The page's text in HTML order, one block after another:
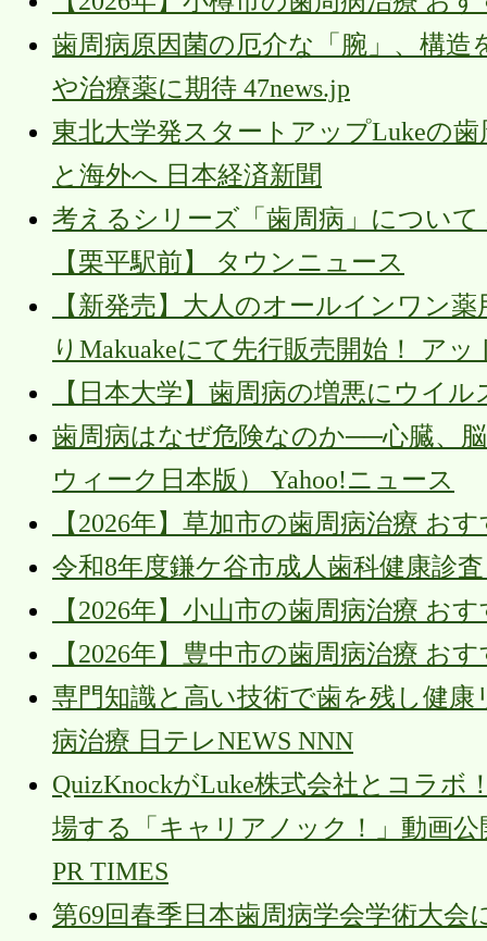
歯周病原因菌の厄介な「腕」、構
や治療薬に期待 47news.jp
東北大学発スタートアップLukeの
と海外へ 日本経済新聞
考えるシリーズ「歯周病」につい
【栗平駅前】 タウンニュース
【新発売】大人のオールインワン
りMakuakeにて先行販売開始！ ア
【日本大学】歯周病の増悪にウイ
歯周病はなぜ危険なのか──心臓、
ウィーク日本版） Yahoo!ニュース
【2026年】草加市の歯周病治療 お
令和8年度鎌ケ谷市成人歯科健康診査
【2026年】小山市の歯周病治療 お
【2026年】豊中市の歯周病治療 お
専門知識と高い技術で歯を残し健
病治療 日テレNEWS NNN
QuizKnockがLuke株式会社とコラボ
場する「キャリアノック！」動画
PR TIMES
第69回春季日本歯周病学会学術大会